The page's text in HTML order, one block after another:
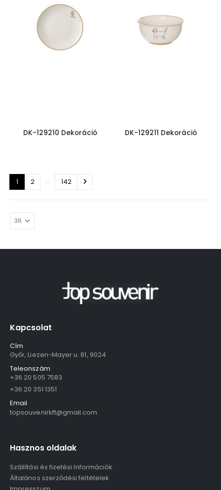
DK-129210 Dekoráció DK-129211 Dekoráció
1 2 … 142
Kapcsolat
Cím
Győr, Liezen-Mayer u. 81, 9024
Teleonszám
+36 20 505 7583
+36 20 351 1351
Email
topsouvenirkft@gmail.com
Hasznos oldalak
Szállítási és fizetési Információk
Általános szerződési feltételek